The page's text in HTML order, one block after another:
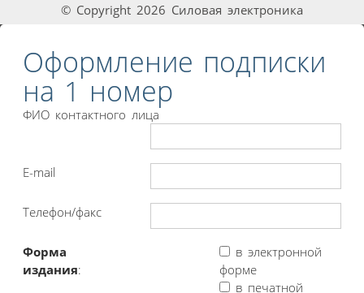
© Copyright 2026 Силовая электроника
Оформление подписки
на 1 номер
ФИО контактного лица
E-mail
Телефон/факс
Форма
издания:
в электронной
форме
в печатной